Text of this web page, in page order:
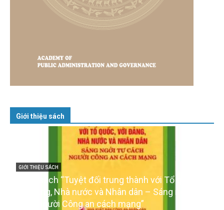
Giới thiệu sách
GIỚI THIỆU SÁCH
Ra mắt ba cuốn sách ảnh chào mừng
của Đảng